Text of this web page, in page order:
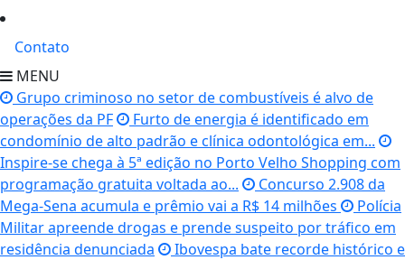
Contato
MENU
Grupo criminoso no setor de combustíveis é alvo de
operações da PF
Furto de energia é identificado em
condomínio de alto padrão e clínica odontológica em...
Inspire-se chega à 5ª edição no Porto Velho Shopping com
programação gratuita voltada ao...
Concurso 2.908 da
Mega-Sena acumula e prêmio vai a R$ 14 milhões
Polícia
Militar apreende drogas e prende suspeito por tráfico em
residência denunciada
Ibovespa bate recorde histórico e